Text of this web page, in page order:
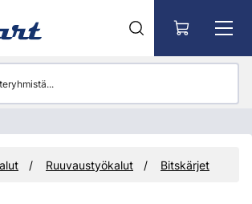
Ruuvaustyökalut Bitskärjet